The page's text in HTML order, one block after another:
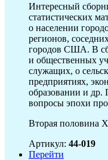
Интересный
статистических
о населении
регионов,
городов США. В
и общественных
служащих, о
предприятиях,
образовании и др.
вопросы эпохи
Вторая половина
Артикул: 44-019
Перейти